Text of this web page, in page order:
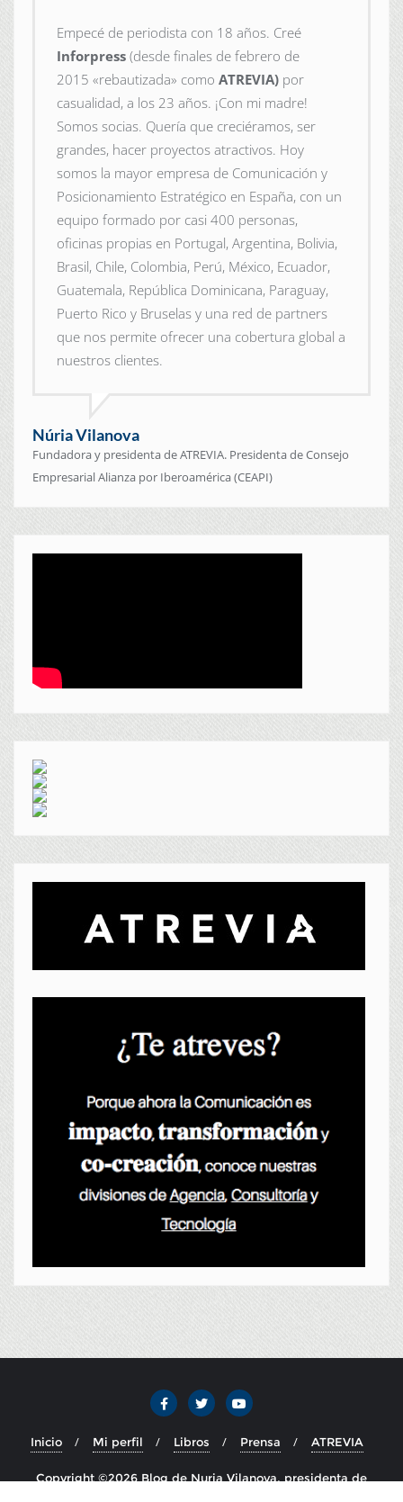
Empecé de periodista con 18 años. Creé
Inforpress (desde finales de febrero de
2015 «rebautizada» como ATREVIA) por
casualidad, a los 23 años. ¡Con mi madre!
Somos socias. Quería que creciéramos, ser
grandes, hacer proyectos atractivos. Hoy
somos la mayor empresa de Comunicación y
Posicionamiento Estratégico en España, con un
equipo formado por casi 400 personas,
oficinas propias en Portugal, Argentina, Bolivia,
Brasil, Chile, Colombia, Perú, México, Ecuador,
Guatemala, República Dominicana, Paraguay,
Puerto Rico y Bruselas y una red de partners
que nos permite ofrecer una cobertura global a
nuestros clientes.
Núria Vilanova
Fundadora y presidenta de ATREVIA. Presidenta de Consejo
Empresarial Alianza por Iberoamérica (CEAPI)
Inicio Mi perfil Libros Prensa ATREVIA
Copyright ©2026 Blog de Nuria Vilanova, presidenta de